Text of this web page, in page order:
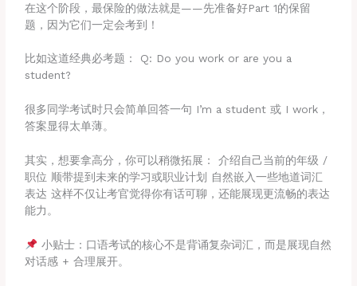
在这个阶段，最保险的做法就是——先准备好Part 1的保留
题，因为它们一定会考到！
比如这道经典必考题： Q: Do you work or are you a
student?
很多同学考试时只会简单回答一句 I’m a student 或 I work，
答案显得太单薄。
其实，想要拿高分，你可以稍微拓展： 介绍自己当前的年级 /
职位 顺带提到未来的学习或职业计划 自然嵌入一些地道词汇
表达 这样不仅让考官觉得你有话可聊，还能展现更流畅的表达
能力。
小贴士：口语考试的核心不是背诵复杂词汇，而是展现自然
对话感 + 合理展开。